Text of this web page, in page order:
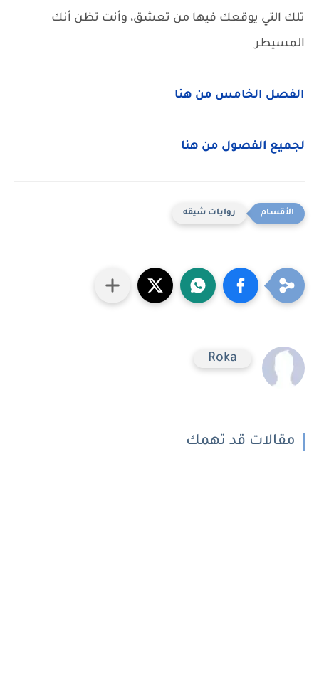
تلك التي يوقعك فيها من تعشق، وأنت تظن أنك
المسيطر
الفصل الخامس من هنا
لجميع الفصول من هنا
روايات شيقه
Roka
مقالات قد تهمك